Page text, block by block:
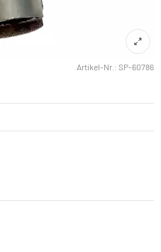
Artikel-Nr.: SP-60786